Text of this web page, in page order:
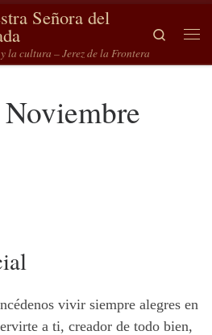
Señora del
la cultura – Jerez de la Frontera
Search
vivir siempre alegres en
a ti, creador de todo bien,